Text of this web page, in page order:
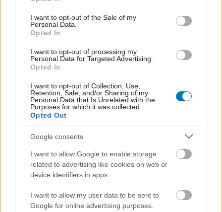
use your data for below specified purposes in below Google
consent section.
I want to opt-out of the Sale of my
Personal Data.
Opted In
I want to opt-out of processing my
Personal Data for Targeted Advertising.
Opted In
I want to opt-out of Collection, Use,
Retention, Sale, and/or Sharing of my
Personal Data that Is Unrelated with the
Purposes for which it was collected.
Opted Out
Google consents
I want to allow Google to enable storage
related to advertising like cookies on web or
device identifiers in apps.
I want to allow my user data to be sent to
Google for online advertising purposes.
nagyobb frissítést, amely fejlesztői kommentárokat,
visszaállított tartalmakat és grafikai újításokat hozott.
Mindez újra felélesztette a reményt a legendás Half-Life
3 létezésével kapcsolatban, amelyről továbbra is csak
találgatások keringenek.
SMASH by Meló-Diák: Homok, zene és a nyár legjobb
hangulata – Jön a második forduló! (X)
Július végén folytatódik a balatoni strandröplabda-
#valve #half-life 2